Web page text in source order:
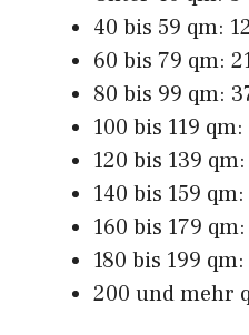
40 bis 59 qm:
60 bis 79 qm:
80 bis 99 qm:
100 bis 119
120 bis 139
140 bis 159
160 bis 179
180 bis 199
200 und mehr